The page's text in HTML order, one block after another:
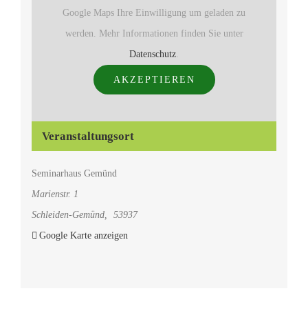
Veranstaltungsort
Seminarhaus Gemünd
Marienstr. 1
Schleiden-Gemünd,
53937
Google Karte anzeigen
Google Maps Ihre Einwilligung um geladen zu
werden. Mehr Informationen finden Sie unter
Datenschutz.
AKZEPTIEREN